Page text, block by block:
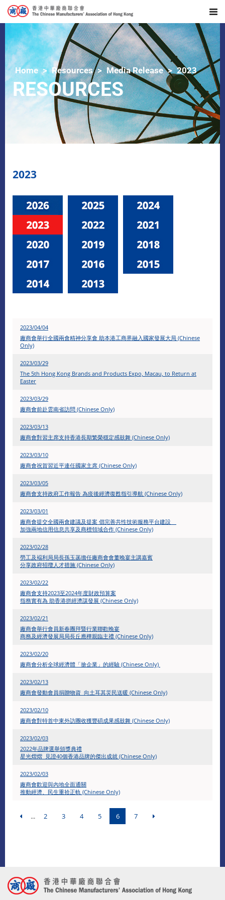
Home Resources Media Release 2023
RESOURCES
2023
2023/04/04
廠商會舉行全國兩會精神分享會 助本港工商界融入國家發展大局 (Chinese
Only)
2023/03/29
The 5th Hong Kong Brands and Products Expo, Macau, to Return at
Easter
2023/03/29
廠商會前赴雲南省訪問 (Chinese Only)
2023/03/13
廠商會對習主席支持香港長期繁榮穩定感鼓舞 (Chinese Only)
2023/03/10
廠商會祝賀習近平連任國家主席 (Chinese Only)
2023/03/05
廠商會支持政府工作報告 為疫後經濟復甦指引導航 (Chinese Only)
2023/03/01
廠商會提交全國兩會建議及提案 倡完善共性技術服務平台建設
加強兩地信用信息共享及商標領域合作 (Chinese Only)
2023/02/28
勞工及褔利局局長孫玉菡擔任廠商會會董晚宴主講嘉賓
分享政府招攬人才措施 (Chinese Only)
2023/02/22
廠商會支持2023至2024年度財政預算案
指務實有為 助香港拼經濟謀發展 (Chinese Only)
2023/02/21
廠商會舉行會員新春團拜暨行業聯歡晚宴
商務及經濟發展局局長丘應樺親臨主禮 (Chinese Only)
2023/02/20
廠商會分析全球經濟體「搶企業」的經驗 (Chinese Only)
2023/02/13
廠商會發動會員捐贈物資 向土耳其災民送暖 (Chinese Only)
2023/02/10
廠商會對特首中東外訪團收獲豐碩成果感鼓舞 (Chinese Only)
2023/02/03
2022年品牌選舉頒獎典禮
星光熠熠 見證40個香港品牌的傑出成就 (Chinese Only)
2023/02/03
廠商會歡迎與內地全面通關
推動經濟、民生重拾正軌 (Chinese Only)
... 2 3 4 5 6 7